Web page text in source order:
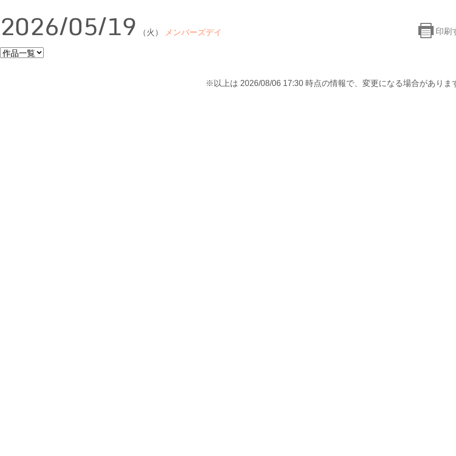
印刷
2026/05/19 （火） メンバーズデイ
※以上は 2026/08/06 17:30 時点の情報で、変更になる場合がありま